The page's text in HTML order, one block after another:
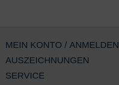
AUSZEICHNUNGEN
SERVICE
MEIN KONTO / ANMELDEN